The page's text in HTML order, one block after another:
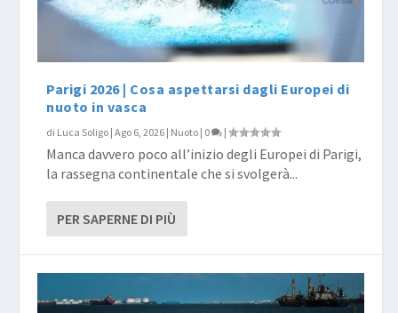
Rio 2016: anche i Pokémon alle olimpiadi
Parigi 2026 | Cosa aspettarsi dagli Europei di
nuoto in vasca
di Luca Soligo |Ago 6, 2026 | Nuoto | 0 |
Manca davvero poco all’inizio degli Europei di Parigi,
la rassegna continentale che si svolgerà...
PER SAPERNE DI PIÙ